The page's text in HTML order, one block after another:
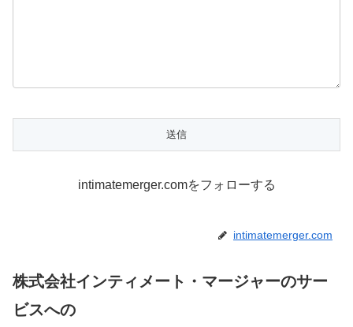
intimatemerger.comをフォローする
intimatemerger.com
株式会社インティメート・マージャーのサー
ビスへの